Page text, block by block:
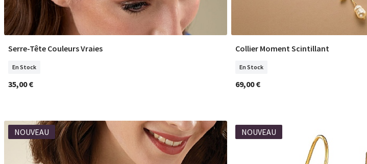
COMMANDER
Serre-Tête Couleurs Vraies
En Stock
35,00 €
COMMANDER
Collier Moment Scintillant
En Stock
69,00 €
NOUVEAU NOUVEAU